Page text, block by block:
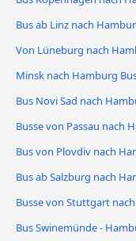
Bus ab Linz nach
Von Lüneburg nach
Minsk nach Hamburg
Bus Novi Sad nach
Busse von Passau nach
Bus von Plovdiv nach
Bus ab Salzburg nach
Busse von Stuttgart
Bus Swinemünde -